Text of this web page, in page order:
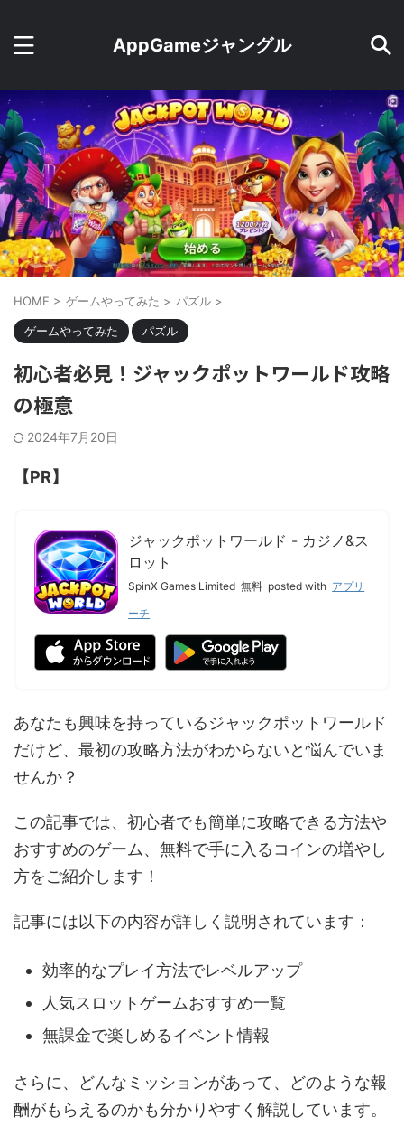
AppGameジャングル
HOME > ゲームやってみた > パズル >
ゲームやってみた パズル
初心者必見！ジャックポットワールド攻略
の極意
2024年7月20日
【PR】
ジャックポットワールド - カジノ&ス
ロット
SpinX Games Limited 無料 posted with アプリ
ーチ
あなたも興味を持っているジャックポットワールド
だけど、最初の攻略方法がわからないと悩んでいま
せんか？
この記事では、初心者でも簡単に攻略できる方法や
おすすめのゲーム、無料で手に入るコインの増やし
方をご紹介します！
記事には以下の内容が詳しく説明されています：
効率的なプレイ方法でレベルアップ
人気スロットゲームおすすめ一覧
無課金で楽しめるイベント情報
さらに、どんなミッションがあって、どのような報
酬がもらえるのかも分かりやすく解説しています。